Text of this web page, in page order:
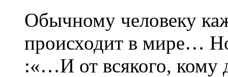
Обычному человеку
происходит в мире…
:«…И от всякого, кому